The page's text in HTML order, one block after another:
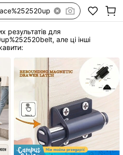
результатів для
але ці інші